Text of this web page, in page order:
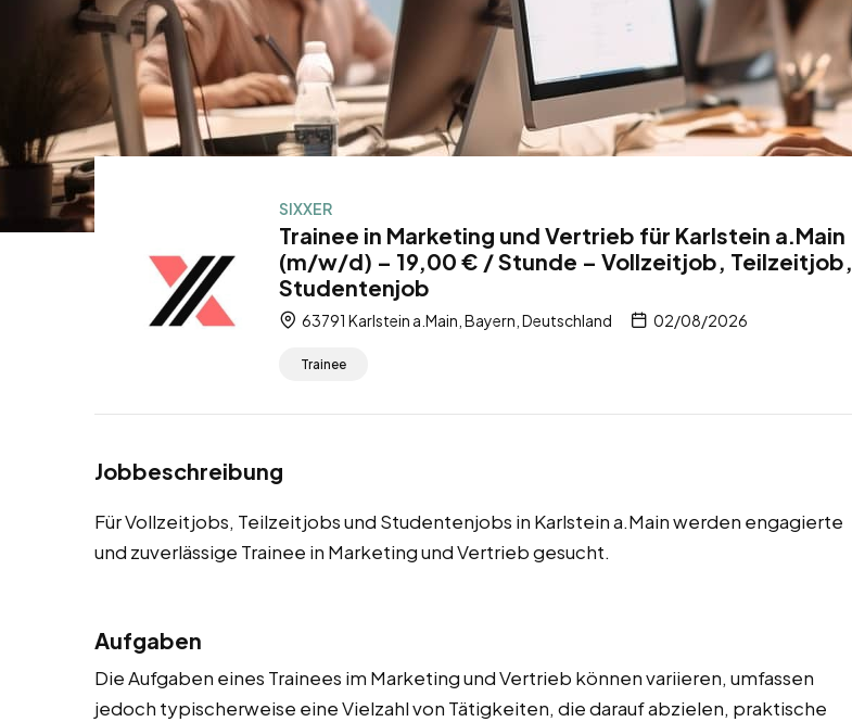
SIXXER
Trainee in Marketing und Vertrieb für Karlstein a.Main
(m/w/d) – 19,00 € / Stunde – Vollzeitjob, Teilzeitjob,
Studentenjob
63791 Karlstein a.Main, Bayern, Deutschland 02/08/2026
Trainee
Jobbeschreibung
Für Vollzeitjobs, Teilzeitjobs und Studentenjobs in Karlstein a.Main werden engagierte
und zuverlässige Trainee in Marketing und Vertrieb gesucht.
Aufgaben
Die Aufgaben eines Trainees im Marketing und Vertrieb können variieren, umfassen
jedoch typischerweise eine Vielzahl von Tätigkeiten, die darauf abzielen, praktische